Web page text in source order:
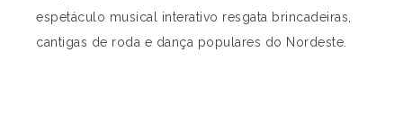
espetáculo musical interativo resgata brincadeiras,
cantigas de roda e dança populares do Nordeste.